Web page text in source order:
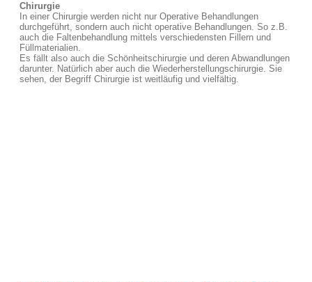
Chirurgie
In einer Chirurgie werden nicht nur Operative Behandlungen
durchgeführt, sondern auch nicht operative Behandlungen. So z.B.
auch die Faltenbehandlung mittels verschiedensten Fillern und
Füllmaterialien.
Es fällt also auch die Schönheitschirurgie und deren Abwandlungen
darunter. Natürlich aber auch die Wiederherstellungschirurgie. Sie
sehen, der Begriff Chirurgie ist weitläufig und vielfältig.